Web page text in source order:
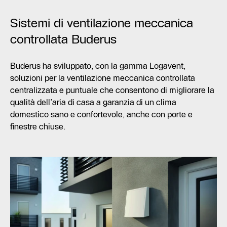
Sistemi di ventilazione meccanica
controllata Buderus
Buderus ha sviluppato, con la gamma Logavent,
soluzioni per la ventilazione meccanica controllata
centralizzata e puntuale che consentono di migliorare la
qualità dell’aria di casa a garanzia di un clima
domestico sano e confortevole, anche con porte e
finestre chiuse.